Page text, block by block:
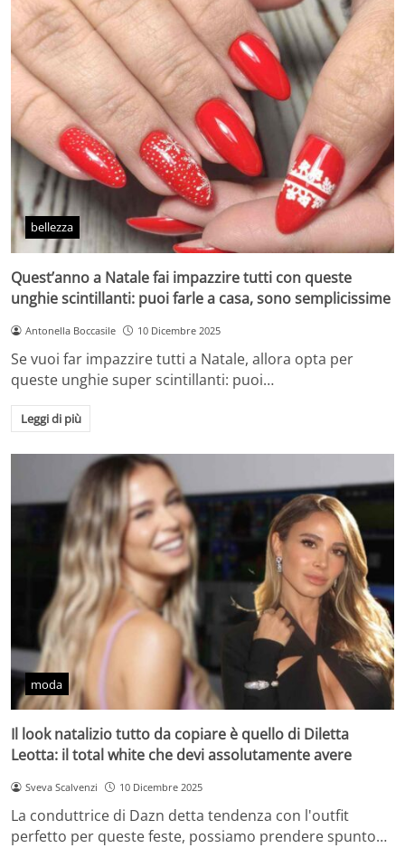
bellezza
Quest’anno a Natale fai impazzire tutti con queste
unghie scintillanti: puoi farle a casa, sono semplicissime
Antonella Boccasile 10 Dicembre 2025
Se vuoi far impazzire tutti a Natale, allora opta per
queste unghie super scintillanti: puoi…
Leggi di più
moda
Il look natalizio tutto da copiare è quello di Diletta
Leotta: il total white che devi assolutamente avere
Sveva Scalvenzi 10 Dicembre 2025
La conduttrice di Dazn detta tendenza con l'outfit
perfetto per queste feste, possiamo prendere spunto…